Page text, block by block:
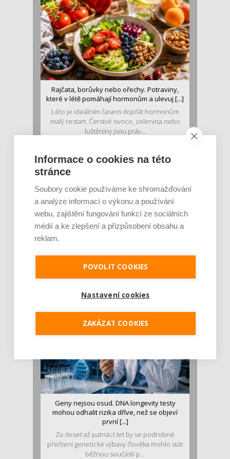
Rajčata, borůvky nebo ořechy. Potraviny,
které v létě pomáhají hormonům a ulevuj [...]
Léto je ideálním časem dopřát hormonům
malý restart. Čerstvé ovoce, zelenina nebo
luštěniny jsou práv...
stravě ho mám dostatek. Znáte nejčastějš [...]
Pojem protein již nějakou dobu rezonuje
v oblasti zdraví, výživy i dlouhověkosti. Přesto
Geny nejsou osud. DNA longevity testy
mohou odhalit rizika dříve, než se objeví
první [...]
Za deset až patnáct let by se podrobné
přečtení genetické výbavy člověka mohlo stát
běžnou součástí p...
Informace o cookies na této
stránce
Soubory cookie používáme ke shromažďování
a analýze informací o výkonu a používání
webu, zajištění fungování funkcí ze sociálních
médií a ke zlepšení a přizpůsobení obsahu a
reklam.
POVOLIT COOKIES
Nastavení cookies
ZAKÁZAT COOKIES